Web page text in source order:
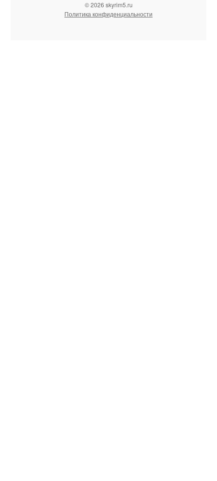
© 2026 skyrim5.ru
Политика конфиденциальности